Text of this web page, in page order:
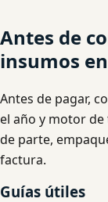
Antes de
insumos
Antes de pagar,
el año y motor
de parte,
factura.
Guías útiles